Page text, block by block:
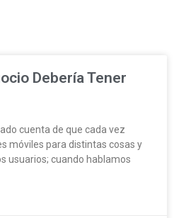
Debería Tener
cuenta de que cada vez
móviles para distintas cosas y
usuarios; cuando hablamos